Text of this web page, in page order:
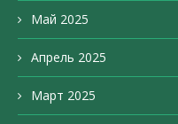
Май 2025
Апрель 2025
Март 2025